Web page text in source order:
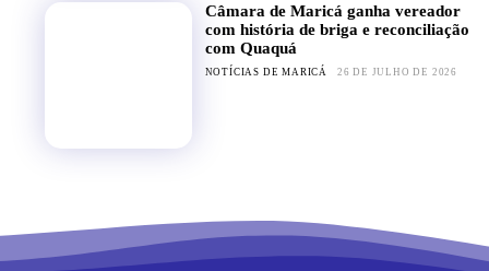
Câmara de Maricá ganha vereador
com história de briga e reconciliação
com Quaquá
NOTÍCIAS DE MARICÁ 26 DE JULHO DE 2026